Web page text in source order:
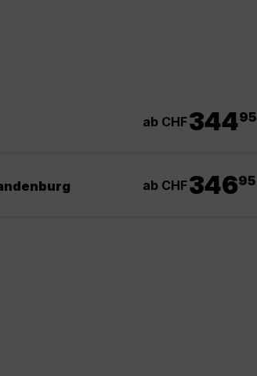
ab CHF34495
ab CHF34695